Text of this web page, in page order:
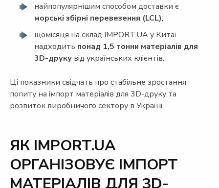
найпопулярнішим способом доставки є
морські збірні перевезення (LCL);
щомісяця на склад IMPORT.UA у Китаї
надходить понад 1,5 тонни матеріалів для
3D-друку від українських клієнтів.
Ці показники свідчать про стабільне зростання
попиту на імпорт матеріалів для 3D-друку та
розвиток виробничого сектору в Україні.
ЯК IMPORT.UA
ОРГАНІЗОВУЄ ІМПОРТ
МАТЕРІАЛІВ ДЛЯ 3D-